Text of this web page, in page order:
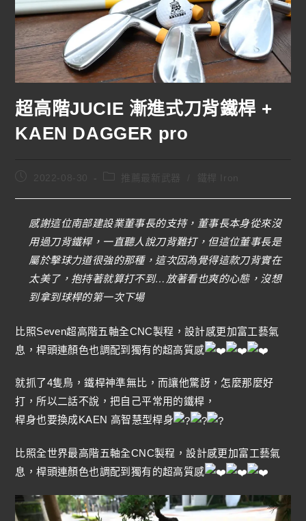
超高階JUCIE 漸進式刀背鐵桿 +
KAEN DAGGER pro
2022-08-30 鐵桿 Iron
感謝這位南部建設業董事長的支持，董事長本身從來沒
用過刀背鐵桿，一直聽人說刀背難打，但這位董事長是
屬於擊球力道很強的那種，這次因為覺得這款刀背實在
太美了，抱持著就算打不到…放著看也爽的心態，沒想
到拿到球桿的第一次下場
比照Seven超高階五軸全CNC製程，設計感更加富工藝氣
息，桿頭連顏色也調配到獨有的超高質感
就抓了4隻鳥，鐵桿神準無比，而讓他驚訝，怎麼那麼好
打，所以二話不說，把自己平常用的鐵桿，
桿身也要換成KAEN 高智慧型桿身
比照全世界最高階五軸全CNC製程，設計感更加富工藝氣
息，桿頭連顏色也調配到獨有的超高質感